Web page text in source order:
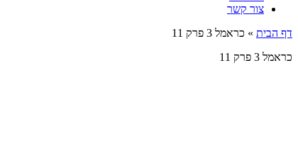
צור קשר
דף הבית » כראמל 3 פרק 11
כראמל 3 פרק 11